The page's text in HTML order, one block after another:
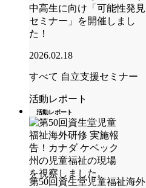
中高生に向け「可能性発見
セミナー」を開催しまし
た！
2026.02.18
すべて 自立支援セミナー
活動レポート
活動レポート
第50回資生堂児童福祉海外